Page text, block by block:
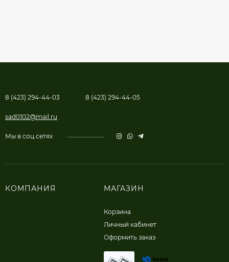
8 (423) 294-44-03 8 (423) 294-44-05
sad0102@mail.ru
Мы в соц.сетях
КОМПАНИЯ МАГАЗИН
Корзина
Личный кабинет
Оформить заказ